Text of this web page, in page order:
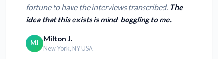
fortune to have the interviews transcribed. The
idea that this exists is mind-boggling to me.
MJ Milton J.
New York, NY USA